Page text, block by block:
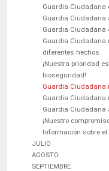
Guardia Ciudadana
Guardia Ciudadana
Guardia Ciudadana
Guardia Ciudadana
diferentes hechos
¡Nuestra prioridad
bioseguridad!
Guardia Ciudadana
Guardia Ciudadana
Guardia Ciudadana
¡Nuestro
Información sobre el
JULIO
AGOSTO
SEPTIEMBRE